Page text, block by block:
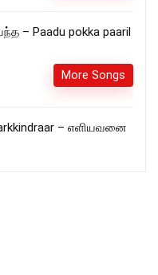
– Paadu pokka paaril
More Songs
– எளியவனை